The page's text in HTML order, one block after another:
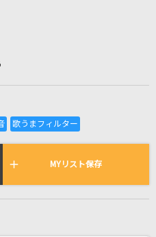
れき
れている曲の一覧
MYリスト保存